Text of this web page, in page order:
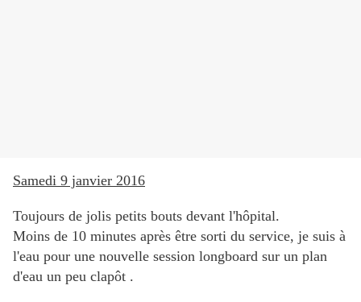
Samedi 9 janvier 2016
Toujours de jolis petits bouts devant l'hôpital.
Moins de 10 minutes après être sorti du service, je suis à
l'eau pour une nouvelle session longboard sur un plan
d'eau un peu clapôt .